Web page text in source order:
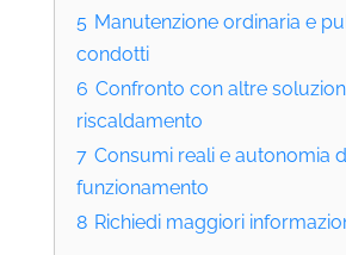
5 Manutenzione ordinaria e
condotti
6 Confronto con altre
riscaldamento
7 Consumi reali e autonomia
funzionamento
8 Richiedi maggiori